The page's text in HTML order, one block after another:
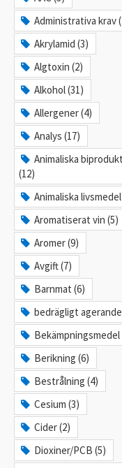
Administrativa krav
Akrylamid (3)
Algtoxin (2)
Alkohol (31)
Allergener (4)
Analys (17)
Animaliska
(12)
Animaliska
Aromatiserat vin (5)
Aromer (9)
Avgift (7)
Barnmat (6)
bedrägligt
Bekämpningsmedel
Berikning (6)
Bestrålning (4)
Cesium (3)
Cider (2)
Dioxiner/PCB (5)